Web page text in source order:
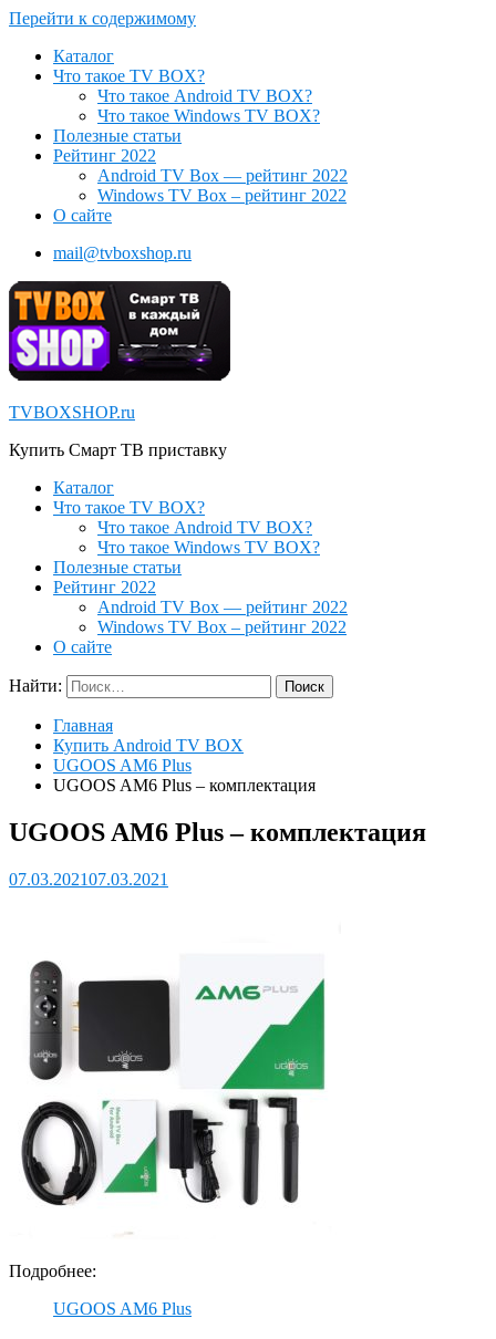
Перейти к содержимому
Каталог
Что такое TV BOX?
Что такое Android TV BOX?
Что такое Windows TV BOX?
Полезные статьи
Рейтинг 2022
Android TV Box — рейтинг 2022
Windows TV Box – рейтинг 2022
О сайте
mail@tvboxshop.ru
TVBOXSHOP.ru
Купить Смарт ТВ приставку
Каталог
Что такое TV BOX?
Что такое Android TV BOX?
Что такое Windows TV BOX?
Полезные статьи
Рейтинг 2022
Android TV Box — рейтинг 2022
Windows TV Box – рейтинг 2022
О сайте
Найти:
Главная
Купить Android TV BOX
UGOOS AM6 Plus
UGOOS AM6 Plus – комплектация
UGOOS AM6 Plus – комплектация
07.03.202107.03.2021
Подробнее:
UGOOS AM6 Plus